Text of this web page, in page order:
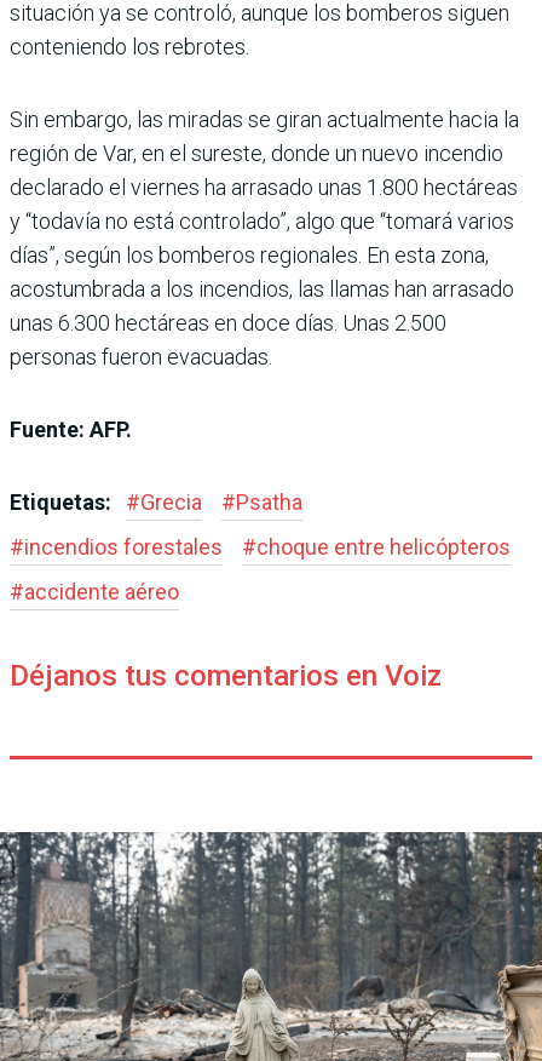
situación ya se controló, aunque los bomberos siguen
conteniendo los rebrotes.
Sin embargo, las miradas se giran actualmente hacia la
región de Var, en el sureste, donde un nuevo incendio
declarado el viernes ha arrasado unas 1.800 hectáreas
y “todavía no está controlado”, algo que “tomará varios
días”, según los bomberos regionales. En esta zona,
acostumbrada a los incendios, las llamas han arrasado
unas 6.300 hectáreas en doce días. Unas 2.500
personas fueron evacuadas.
Fuente: AFP.
Etiquetas: #Grecia #Psatha
#incendios forestales #choque entre helicópteros
#accidente aéreo
Déjanos tus comentarios en Voiz